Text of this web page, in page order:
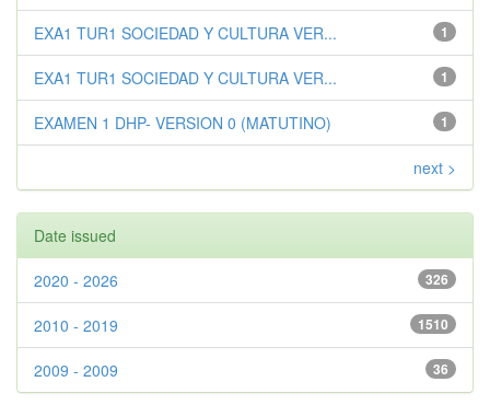
1
EXA1 TUR1 SOCIEDAD Y CULTURA VER...
1
EXA1 TUR1 SOCIEDAD Y CULTURA VER...
1
EXAMEN 1 DHP- VERSION 0 (MATUTINO)
next >
Date issued
326
2020 - 2026
1510
2010 - 2019
36
2009 - 2009